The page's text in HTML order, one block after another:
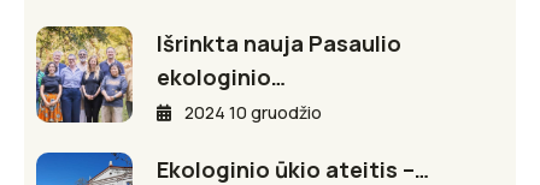
Išrinkta nauja Pasaulio
ekologinio…
2024 10 gruodžio
Ekologinio ūkio ateitis –…